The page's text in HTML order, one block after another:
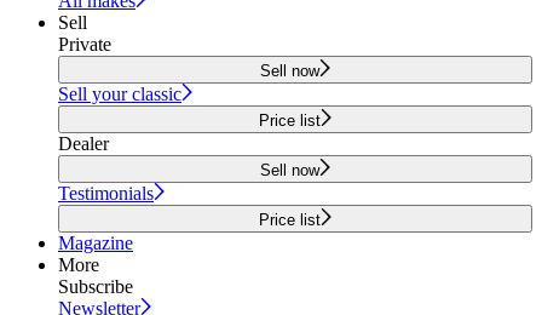
Sell
Private
Sell now
Sell your classic
Price list
Dealer
Sell now
Testimonials
Price list
Magazine
More
Subscribe
Newsletter